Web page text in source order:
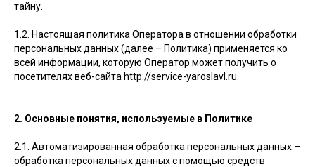
тайну.
1.2. Настоящая политика Оператора в отношении обработки
персональных данных (далее – Политика) применяется ко
всей информации, которую Оператор может получить о
посетителях веб-сайта http://service-yaroslavl.ru.
2. Основные понятия, используемые в Политике
2.1. Автоматизированная обработка персональных данных –
обработка персональных данных с помощью средств